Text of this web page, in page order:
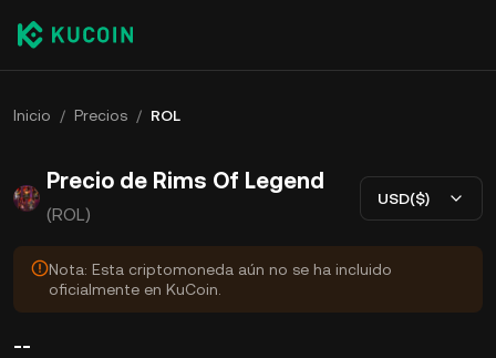
Inicio / Precios / ROL
Precio de Rims Of Legend
(ROL)
USD($)
Nota: Esta criptomoneda aún no se ha incluido
oficialmente en KuCoin.
--